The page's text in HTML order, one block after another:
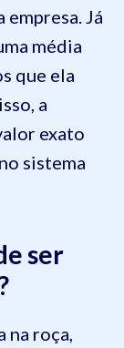
Já
média
que ela
a
exato
sistema
ser
na roça,